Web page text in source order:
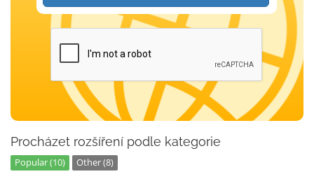
Procházet rozšíření podle kategorie
Popular (10) Other (8)